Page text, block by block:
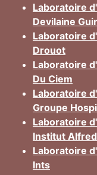
Laboratoire
Devilaine
Laboratoire
Drouot
Laboratoire
Du Ciem
Laboratoire
Groupe
Laboratoire
Institut
Laboratoire
Ints